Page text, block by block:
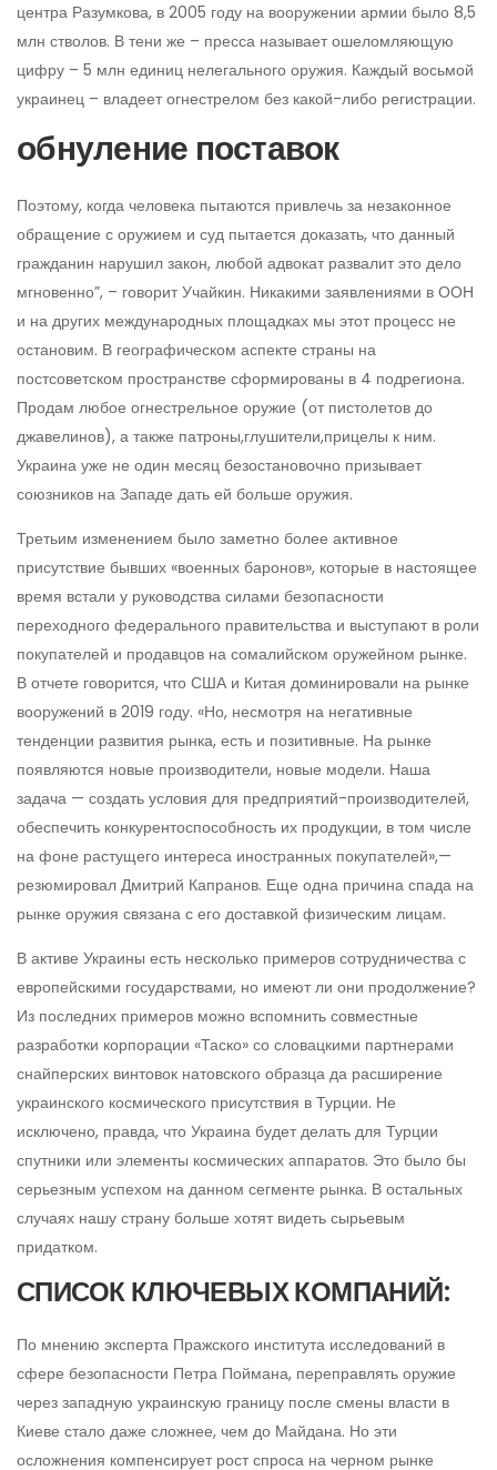
центра Разумкова, в 2005 году на вооружении армии было 8,5
млн стволов. В тени же – пресса называет ошеломляющую
цифру – 5 млн единиц нелегального оружия. Каждый восьмой
украинец – владеет огнестрелом без какой-либо регистрации.
обнуление поставок
Поэтому, когда человека пытаются привлечь за незаконное
обращение с оружием и суд пытается доказать, что данный
гражданин нарушил закон, любой адвокат развалит это дело
мгновенно”, – говорит Учайкин. Никакими заявлениями в ООН
и на других международных площадках мы этот процесс не
остановим. В географическом аспекте страны на
постсоветском пространстве сформированы в 4 подрегиона.
Продам любое огнестрельное оружие (от пистолетов до
джавелинов), а также патроны,глушители,прицелы к ним.
Украина уже не один месяц безостановочно призывает
союзников на Западе дать ей больше оружия.
Третьим изменением было заметно более активное
присутствие бывших «военных баронов», которые в настоящее
время встали у руководства силами безопасности
переходного федерального правительства и выступают в роли
покупателей и продавцов на сомалийском оружейном рынке.
В отчете говорится, что США и Китая доминировали на рынке
вооружений в 2019 году. «Но, несмотря на негативные
тенденции развития рынка, есть и позитивные. На рынке
появляются новые производители, новые модели. Наша
задача — создать условия для предприятий-производителей,
обеспечить конкурентоспособность их продукции, в том числе
на фоне растущего интереса иностранных покупателей»,—
резюмировал Дмитрий Капранов. Еще одна причина спада на
рынке оружия связана с его доставкой физическим лицам.
В активе Украины есть несколько примеров сотрудничества с
европейскими государствами, но имеют ли они продолжение?
Из последних примеров можно вспомнить совместные
разработки корпорации «Таско» со словацкими партнерами
снайперских винтовок натовского образца да расширение
украинского космического присутствия в Турции. Не
исключено, правда, что Украина будет делать для Турции
спутники или элементы космических аппаратов. Это было бы
серьезным успехом на данном сегменте рынка. В остальных
случаях нашу страну больше хотят видеть сырьевым
придатком.
СПИСОК КЛЮЧЕВЫХ КОМПАНИЙ:
По мнению эксперта Пражского института исследований в
сфере безопасности Петра Поймана, переправлять оружие
через западную украинскую границу после смены власти в
Киеве стало даже сложнее, чем до Майдана. Но эти
осложнения компенсирует рост спроса на черном рынке